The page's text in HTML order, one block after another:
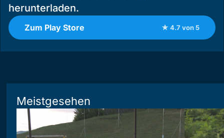
herunterladen.
Zum Play Store ★ 4.7 von 5
Meistgesehen